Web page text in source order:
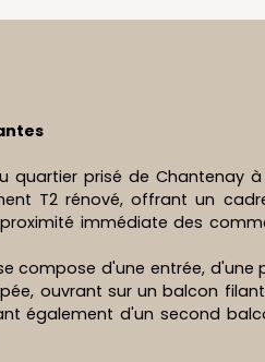
quartier prisé de Chantenay à
T2 rénové, offrant un
immédiate des
compose d'une entrée, d'une
ouvrant sur un balcon
également d'un second